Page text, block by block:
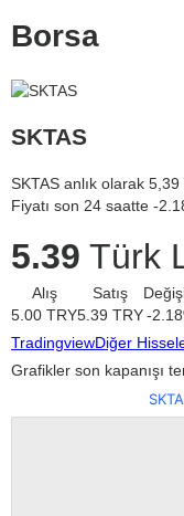
Borsa
SKTAS
SKTAS anlık olarak
Fiyatı son 24 saatte -
5.39 Türk
Alış
5.00 TRY
Satış
5.39 TRY-2.18
TradingviewDiğer
Grafikler son kapanışı